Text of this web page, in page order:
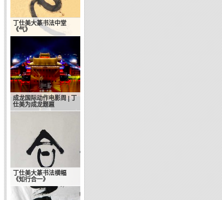
丁仕美大篆书法中堂
《气》
成龙国际动作电影周 | 丁
仕美为成龙题匾
丁仕美大篆书法横幅
《知行合一》